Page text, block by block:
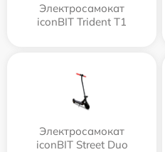
Электросамокат
iconBIT Trident T1
Электросамокат
iconBIT Street Duo